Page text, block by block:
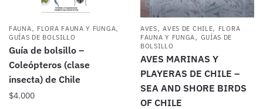
FAUNA, FLORA FAUNA Y FUNGA,
GUÍAS DE BOLSILLO
Guía de bolsillo –
Coleópteros (clase
insecta) de Chile
$4.000
AVES,AVES DE CHILE, FLORA
FAUNA Y FUNGA, GUÍAS DE
BOLSILLO
AVES MARINAS Y
PLAYERAS DE CHILE –
SEA AND SHORE BIRDS
OF CHILE